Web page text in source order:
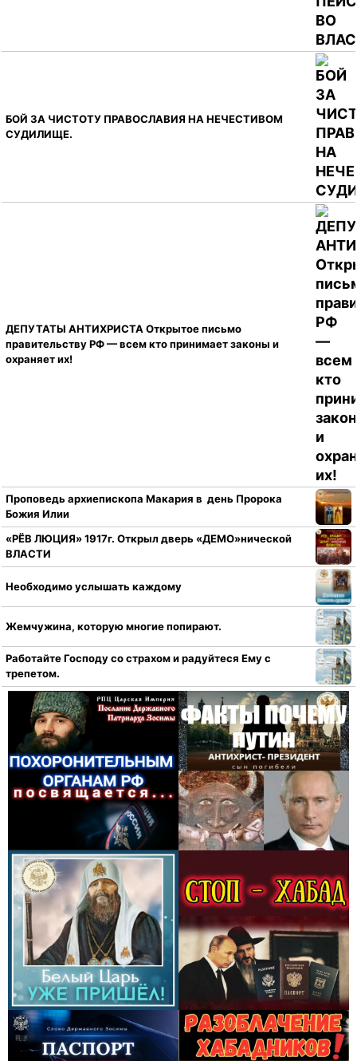
БОЙ ЗА ЧИСТОТУ ПРАВОСЛАВИЯ НА НЕЧЕСТИВОМ
СУДИЛИЩЕ.
ДЕПУТАТЫ АНТИХРИСТА Открытое письмо
правительству РФ — всем кто принимает законы и
охраняет их!
Проповедь архиепископа Макария в день Пророка
Божия Илии
«РЁВ ЛЮЦИЯ» 1917г. Открыл дверь «ДЕМО»нической
ВЛАСТИ
Необходимо услышать каждому
Жемчужина, которую многие попирают.
Работайте Господу со страхом и радуйтеся Ему с
трепетом.